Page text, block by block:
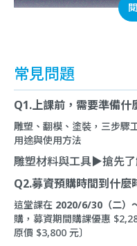
常見問題
Q1.上課前，需要準備什
雕塑、翻模、塗裝，三步驟
用途與使用方法
雕塑材料與工具▶搶先
Q2.募資預購時間到什麼
這堂課在 2020/6/30（二）
購，募資期間購課優惠
原價 $3,800 元〕